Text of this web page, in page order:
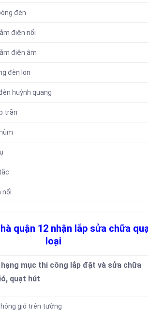
đèn
điện nổi
điện âm
đèn lon
huỳnh quang
trần
nổi
quận 12 nhận lắp sửa chữa
loại
mục thi công lắp đặt và sửa chữa
quạt hút
gió trên tường